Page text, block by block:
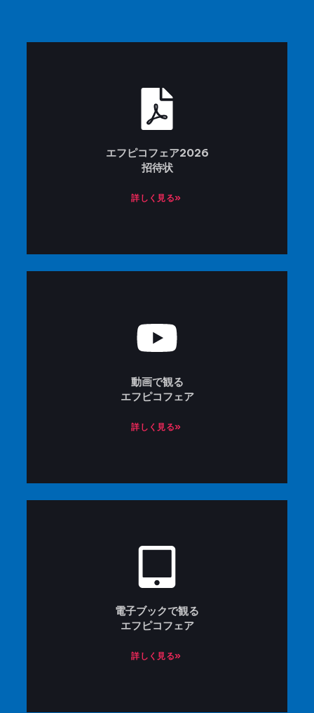
エフピコフェア2026
招待状
詳しく見る»
動画で観る
エフピコフェア
詳しく見る»
電子ブックで観る
エフピコフェア
詳しく見る»